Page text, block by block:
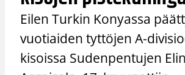
Eilen Turkin Konyassa
vuotiaiden tyttöjen A-
kisoissa Sudenpentujen